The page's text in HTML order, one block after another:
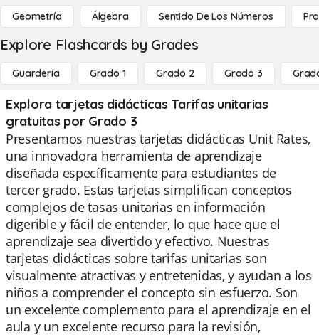
Geometría Álgebra Sentido De Los Números
Explore Flashcards by Grades
Guardería Grado 1 Grado 2 Grado 3
Explora tarjetas didácticas Tarifas unitarias
gratuitas por Grado 3
Presentamos nuestras tarjetas didácticas Unit Rates,
una innovadora herramienta de aprendizaje
diseñada específicamente para estudiantes de
tercer grado. Estas tarjetas simplifican conceptos
complejos de tasas unitarias en información
digerible y fácil de entender, lo que hace que el
aprendizaje sea divertido y efectivo. Nuestras
tarjetas didácticas sobre tarifas unitarias son
visualmente atractivas y entretenidas, y ayudan a los
niños a comprender el concepto sin esfuerzo. Son
un excelente complemento para el aprendizaje en el
aula y un excelente recurso para la revisión,